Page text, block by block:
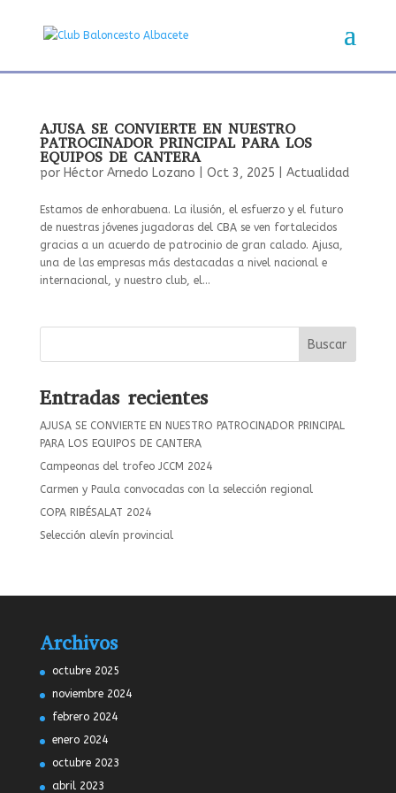
AJUSA SE CONVIERTE EN NUESTRO
PATROCINADOR PRINCIPAL PARA LOS
EQUIPOS DE CANTERA
por Héctor Arnedo Lozano Oct 3, 2025 Actualidad
Estamos de enhorabuena. La ilusión, el esfuerzo y el futuro
de nuestras jóvenes jugadoras del CBA se ven fortalecidos
gracias a un acuerdo de patrocinio de gran calado. Ajusa,
una de las empresas más destacadas a nivel nacional e
internacional, y nuestro club, el...
Buscar
Entradas recientes
AJUSA SE CONVIERTE EN NUESTRO PATROCINADOR PRINCIPAL
PARA LOS EQUIPOS DE CANTERA
Campeonas del trofeo JCCM 2024
Carmen y Paula convocadas con la selección regional
COPA RIBÉSALAT 2024
Selección alevín provincial
Archivos
octubre 2025
noviembre 2024
febrero 2024
enero 2024
octubre 2023
abril 2023